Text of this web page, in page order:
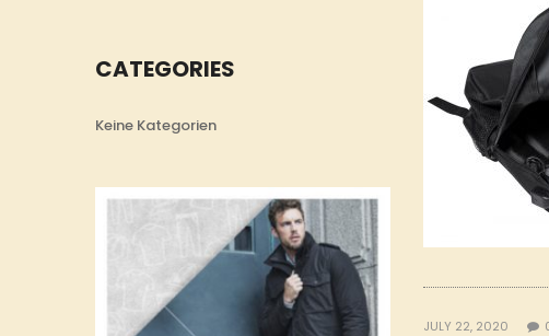
CATEGORIES
Keine Kategorien
JULY 22, 2020